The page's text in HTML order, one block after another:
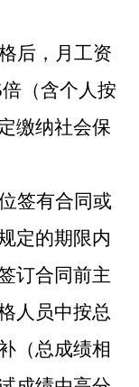
后，月工资
（含个人按
缴纳社会保
签有合同或
定的期限内
订合同前主
人员中按总
（总成绩相